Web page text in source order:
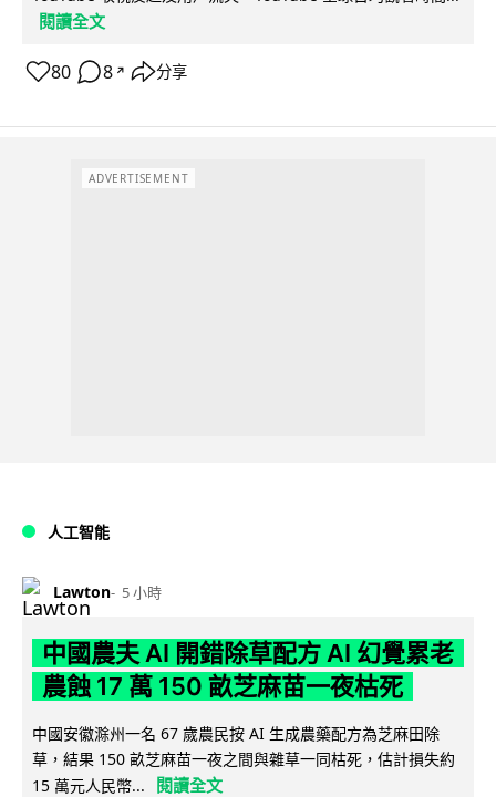
閱讀全文
80 8 ↗ 分享
ADVERTISEMENT
人工智能
Lawton 5 小時
中國農夫 AI 開錯除草配方 AI 幻覺累老
農蝕 17 萬 150 畝芝麻苗一夜枯死
中國安徽滁州一名 67 歲農民按 AI 生成農藥配方為芝麻田除
草，結果 150 畝芝麻苗一夜之間與雜草一同枯死，估計損失約
15 萬元人民幣...
閱讀全文